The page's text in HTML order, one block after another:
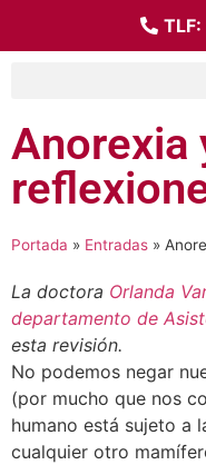
TLF:
Anorexia
Portada » Entradas »
La doctora Orlanda
departamento de
esta revisión.
No podemos negar
(por mucho que nos
humano está sujeto a
cualquier otro